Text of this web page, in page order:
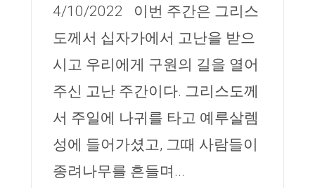
4/10/2022 이번 주간은 그리스
도께서 십자가에서 고난을 받으
시고 우리에게 구원의 길을 열어
주신 고난 주간이다. 그리스도께
서 주일에 나귀를 타고 예루살렘
성에 들어가셨고, 그때 사람들이
종려나무를 흔들며...